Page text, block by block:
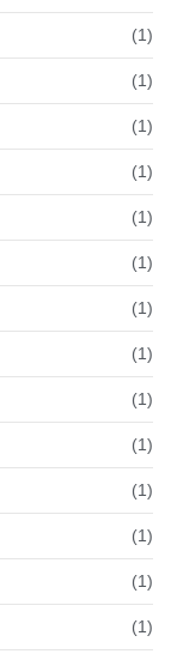
(1)
(1)
(1)
(1)
(1)
(1)
(1)
(1)
(1)
(1)
(1)
(1)
(1)
(1)